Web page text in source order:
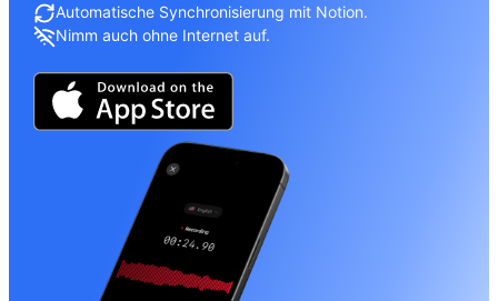
Automatische Synchronisierung mit Notion.
Nimm auch ohne Internet auf.